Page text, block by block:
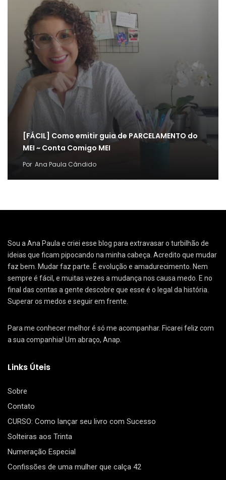
[FÁCIL] Como emitir guia de PARCELAMENTO do
MEI ~ Conta Comigo MEI
Por Ana Paula Cândido
Sou a Ana Paula e criei esse blog para extravasar o turbilhão de
ideias que ficam pipocando na minha cabeça. Acredito que mudar
faz bem. Mudar faz parte. É evolução e amadurecimento. Nem
sempre é fácil, e muitas vezes a mudança nos causa medo. E no
final das contas a gente descobre que esse é o legal da história.
Superar os medos e seguir em frente.
Para me conhecer melhor é só me acompanhar. Ficarei feliz com
a sua companhia! Um abraço, Anap.
Links Úteis
Sobre
Contato
CURSO: Como lançar seu livro com Sucesso
Solteiras aos Trinta
Numeração Especial
Confissões de uma mulher que calça 42